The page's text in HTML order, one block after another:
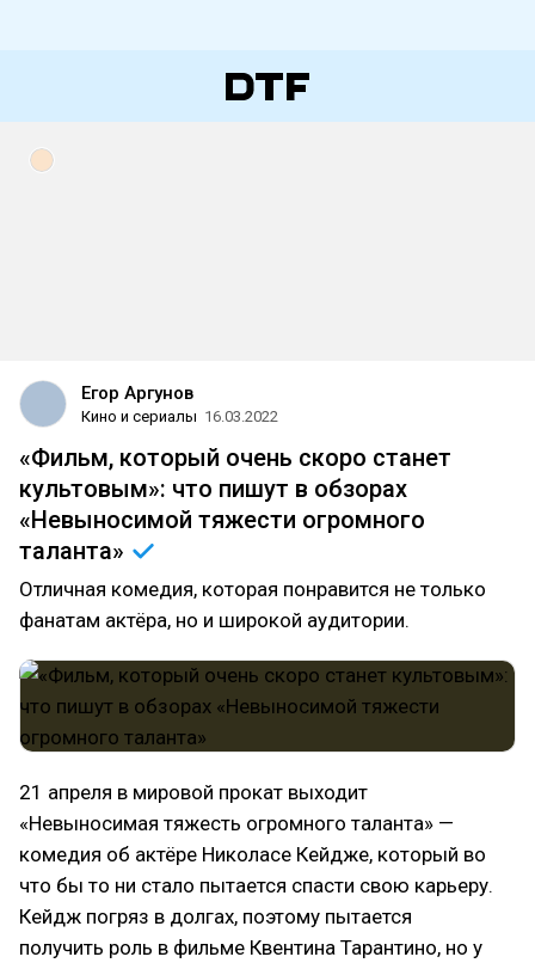
Егор Аргунов
Кино и сериалы 16.03.2022
«Фильм, который очень скоро станет
культовым»: что пишут в обзорах
«Невыносимой тяжести огромного
таланта»
Отличная комедия, которая понравится не только
фанатам актёра, но и широкой аудитории.
21 апреля в мировой прокат выходит
«Невыносимая тяжесть огромного таланта» —
комедия об актёре Николасе Кейдже, который во
что бы то ни стало пытается спасти свою карьеру.
Кейдж погряз в долгах, поэтому пытается
получить роль в фильме Квентина Тарантино, но у